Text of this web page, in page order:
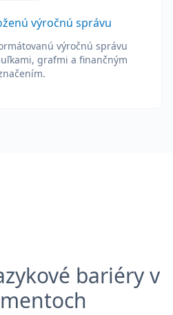
výročnú správu
výročnú správu
grafmi a finančným
bariéry v